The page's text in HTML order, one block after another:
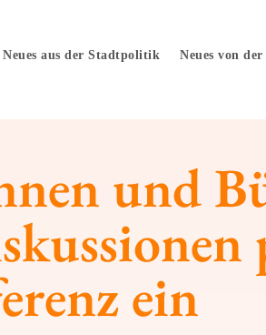
Neues aus der Stadtpolitik Neues von
und
ein